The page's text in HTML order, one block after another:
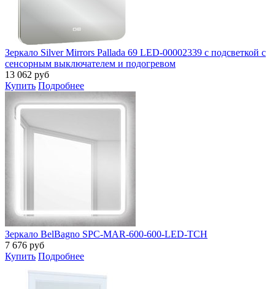
Зеркало Silver Mirrors Pallada 69 LED-00002339 с подсветкой с
сенсорным выключателем и подогревом
13 062 руб
Купить Подробнее
Зеркало BelBagno SPC-MAR-600-600-LED-TCH
7 676 руб
Купить Подробнее